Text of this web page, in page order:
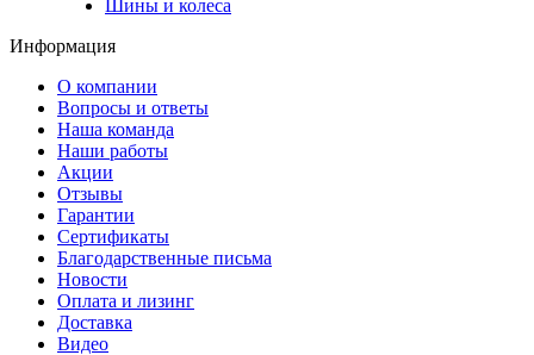
Шины и колеса
Информация
О компании
Вопросы и ответы
Наша команда
Наши работы
Акции
Отзывы
Гарантии
Сертификаты
Благодарственные письма
Новости
Оплата и лизинг
Доставка
Видео